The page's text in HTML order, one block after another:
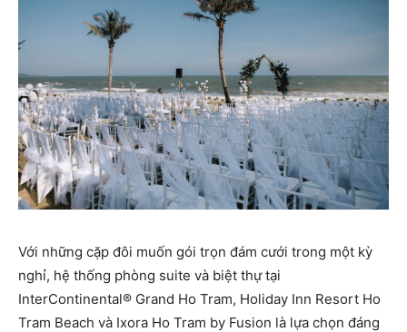
Với những cặp đôi muốn gói trọn đám cưới trong một kỳ
nghỉ, hệ thống phòng suite và biệt thự tại
InterContinental® Grand Ho Tram, Holiday Inn Resort Ho
Tram Beach và Ixora Ho Tram by Fusion là lựa chọn đáng